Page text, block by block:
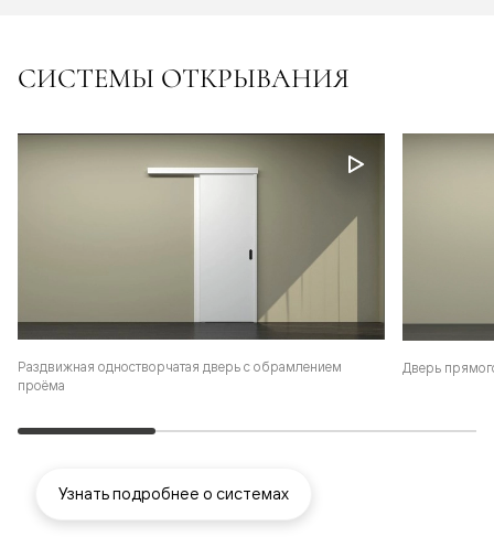
СИСТЕМЫ ОТКРЫВАНИЯ
Раздвижная одностворчатая дверь с обрамлением
проёма
Дверь
Узнать подробнее о системах